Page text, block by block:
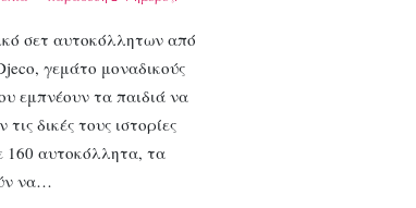
σετ αυτοκόλλητων από
γεμάτο μοναδικούς
εμπνέουν τα παιδιά να
δικές τους ιστορίες
160 αυτοκόλλητα, τα
να…